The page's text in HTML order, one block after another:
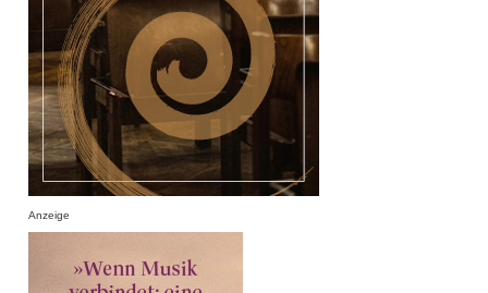
Anzeige